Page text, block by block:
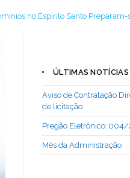
no Espírito Santo
ÚLTIMAS NOTÍCIAS
Aviso de Contratação
de licitação
Pregão Eletrônico: 004/
Mês da Administração